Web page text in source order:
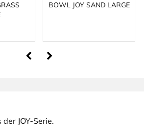
BOWL JOY SAND LARGE
JOY-Serie.